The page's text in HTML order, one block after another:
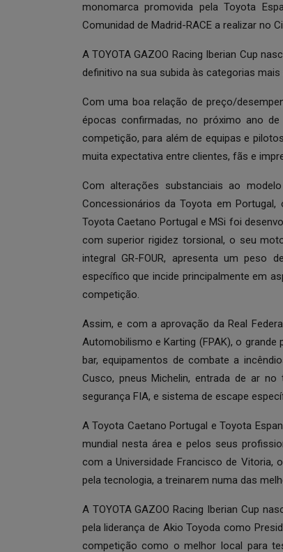
monomarca promovida pela Toyota
Comunidad de Madrid-RACE a realizar no
A TOYOTA GAZOO Racing Iberian Cup
definitivo na sua subida às categorias
Com uma boa relação de preço/
épocas confirmadas, no próximo ano
competição, para além de equipas e
muita expectativa entre clientes, fãs e
Com alterações substanciais ao
Concessionários da Toyota em
Toyota Caetano Portugal e MSi foi
com superior rigidez torsional, o seu
integral GR-FOUR, apresenta um peso
específico que incide principalmente em
competição.
Assim, e com a aprovação da Real
Automobilismo e Karting (FPAK), o grande
bar, equipamentos de combate a
Cusco, pneus Michelin, entrada de ar
segurança FIA, e sistema de escape
A Toyota Caetano Portugal e Toyota
mundial nesta área e pelos seus
com a Universidade Francisco de Vitoria,
pela tecnologia, a treinarem numa das
A TOYOTA GAZOO Racing Iberian Cup
pela liderança de Akio Toyoda como
competição como o melhor local para